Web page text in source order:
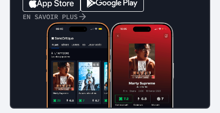
EN SAVOIR PLUS